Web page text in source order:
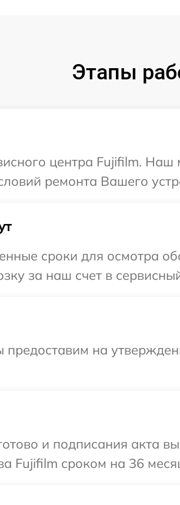
Этапы
центра Fujifilm.
ремонта Вашего
сроки для осмотра
за наш счет в
на
и подписания
Fujifilm сроком на 36